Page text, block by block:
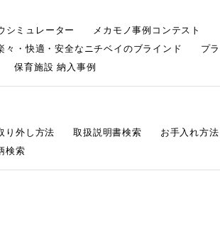
シミュレーター
メカモノ事例コンテスト
々・快適・安全なニチベイのブラインド
プ
保育施設 納入事例
り外し方法 取扱説明書検索
お手入れ方法
検索